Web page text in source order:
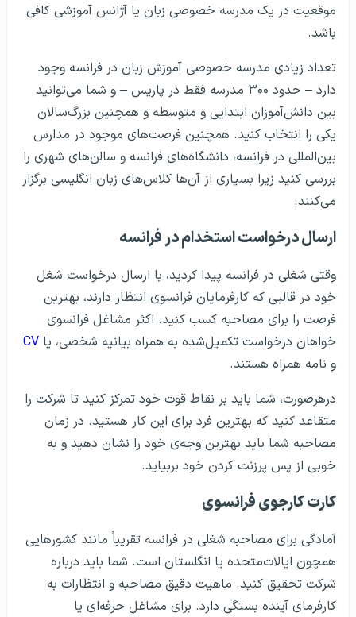
موقعیت در یک مدرسه خصوصی زبان یا آژانس آموزشی کافی
باشد.
تعداد زیادی مدرسه خصوصی آموزش زبان در فرانسه وجود
دارد – حدود ۳۰۰ مدرسه فقط در پاریس – و شما می‌توانید
بین دانش‌آموزان ابتدایی و متوسطه و همچنین بزرگ‌سالان
یکی را انتخاب کنید. همچنین فرصت‌های موجود در مدارس
بین‌المللی در فرانسه، دانشگاه‌های فرانسه و سالن‌های شهری را
بررسی کنید زیرا بسیاری از آن‌ها کلاس‌های زبان انگلیسی برگزار
می‌کنند.
ارسال درخواست استخدام در فرانسه
وقتی شغلی در فرانسه پیدا کردید، با ارسال درخواست شغل
خود در قالبی که کارفرمایان فرانسوی انتظار دارند، بهترین
فرصت را برای مصاحبه کسب کنید. اکثر مشاغل فرانسوی
خواهان درخواست تکمیل‌شده به همراه بیانیه شخصی، یا CV
و نامه همراه هستند.
درهرصورت، شما باید بر نقاط قوت خود تمرکز کنید تا شرکت را
متقاعد کنید که بهترین فرد برای این کار هستید. در زمان
مصاحبه شما باید بهترین وجه‌ی خود را نشان دهید و به
خوبی از پس پرزنت کردن خود بربیاید.
کارت کارجوی فرانسوی
آمادگی برای مصاحبه شغلی در فرانسه تقریباً مانند کشورهایی
همچون ایالات‌متحده یا انگلستان است. شما باید درباره
شرکت تحقیق کنید. ماهیت دقیق مصاحبه و انتظارات به
کارفرمای آینده بستگی دارد. برای مشاغل حرفه‌ای یا